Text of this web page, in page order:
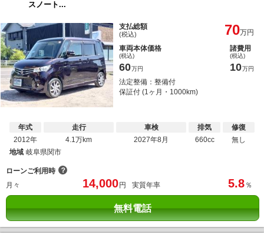
スノート...
支払総額
(税込) 70万円
車両本体価格
(税込)
60万円
諸費用
(税込)
10万円
法定整備：整備付
保証付 (1ヶ月・1000km)
年式
2012年
走行
4.1万km
車検
2027年8月
排気
660cc
修復
無し
地域 岐阜県関市
ローンご利用時 ？
月々
14,000 円 実質年率 5.8 ％
無料電話